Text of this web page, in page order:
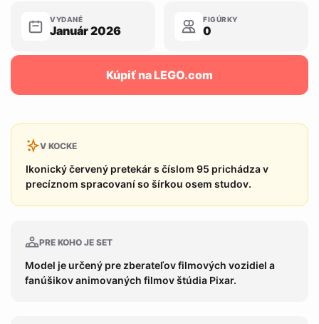
VYDANÉ
Január 2026
FIGÚRKY
0
Kúpiť na LEGO.com
V KOCKE
Ikonický červený pretekár s číslom 95 prichádza v
precíznom spracovaní so šírkou osem studov.
PRE KOHO JE SET
Model je určený pre zberateľov filmových vozidiel a
fanúšikov animovaných filmov štúdia Pixar.